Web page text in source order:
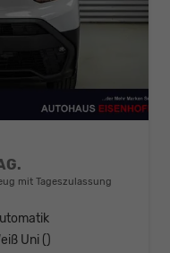
mit Tageszulassung
Uni ()